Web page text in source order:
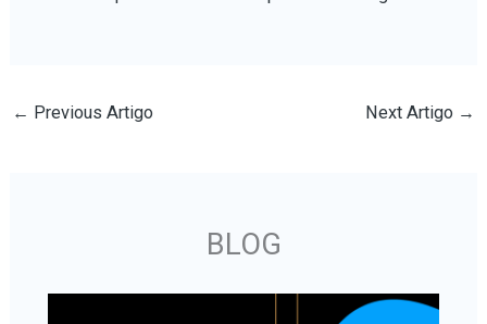
← Previous Artigo Next Artigo →
BLOG